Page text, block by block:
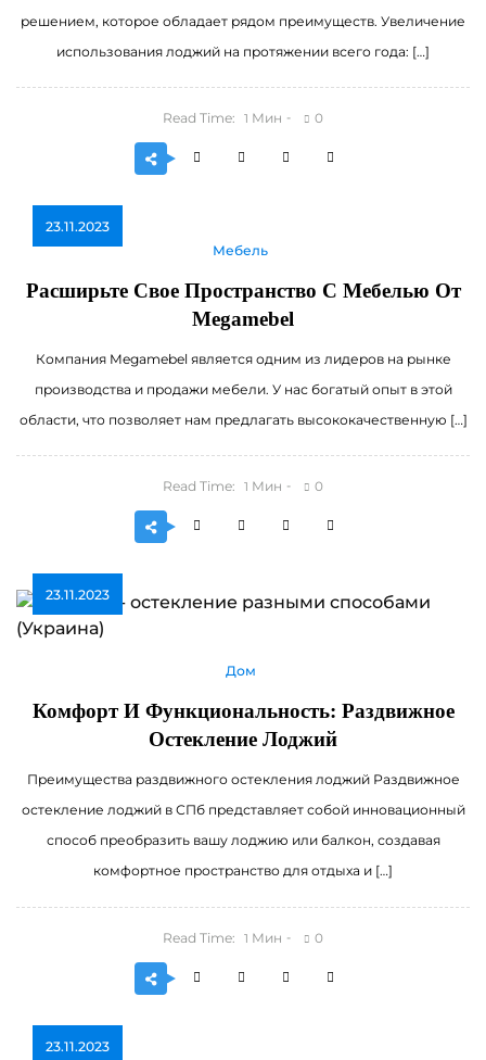
решением, которое обладает рядом преимуществ. Увеличение
использования лоджий на протяжении всего года: […]
Read Time: 1 Мин 0
23.11.2023
Мебель
Расширьте Свое Пространство С Мебелью От
Megamebel
Компания Megamebel является одним из лидеров на рынке
производства и продажи мебели. У нас богатый опыт в этой
области, что позволяет нам предлагать высококачественную […]
Read Time: 1 Мин 0
23.11.2023
Дом
Комфорт И Функциональность: Раздвижное
Остекление Лоджий
Преимущества раздвижного остекления лоджий Раздвижное
остекление лоджий в СПб представляет собой инновационный
способ преобразить вашу лоджию или балкон, создавая
комфортное пространство для отдыха и […]
Read Time: 1 Мин 0
23.11.2023